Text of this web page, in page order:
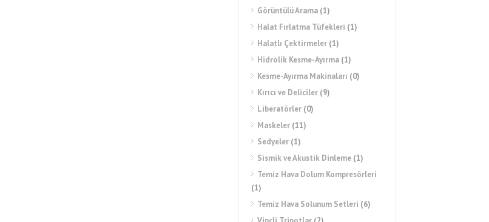
Görüntülü Arama (1)
Halat Fırlatma Tüfekleri (1)
Halatlı Çektirmeler (1)
Hidrolik Kesme-Ayırma (1)
Kesme-Ayırma Makinaları (0)
Kırıcı ve Deliciler (9)
Liberatörler (0)
Maskeler (11)
Sedyeler (1)
Sismik ve Akustik Dinleme (1)
Temiz Hava Dolum Kompresörleri
(1)
Temiz Hava Solunum Setleri (6)